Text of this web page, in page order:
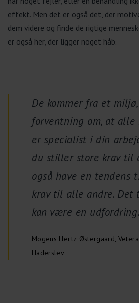
effekt. Men det er også det, der
dem videre og finde de rigtige
er også her, der ligger noget håb.
De kommer fra et
forventning om, at alle
er specialist i din
du stiller store krav til
også have en
krav til alle andre.
kan være en udfordring.
Mogens Hertz Østergaard,
Haderslev